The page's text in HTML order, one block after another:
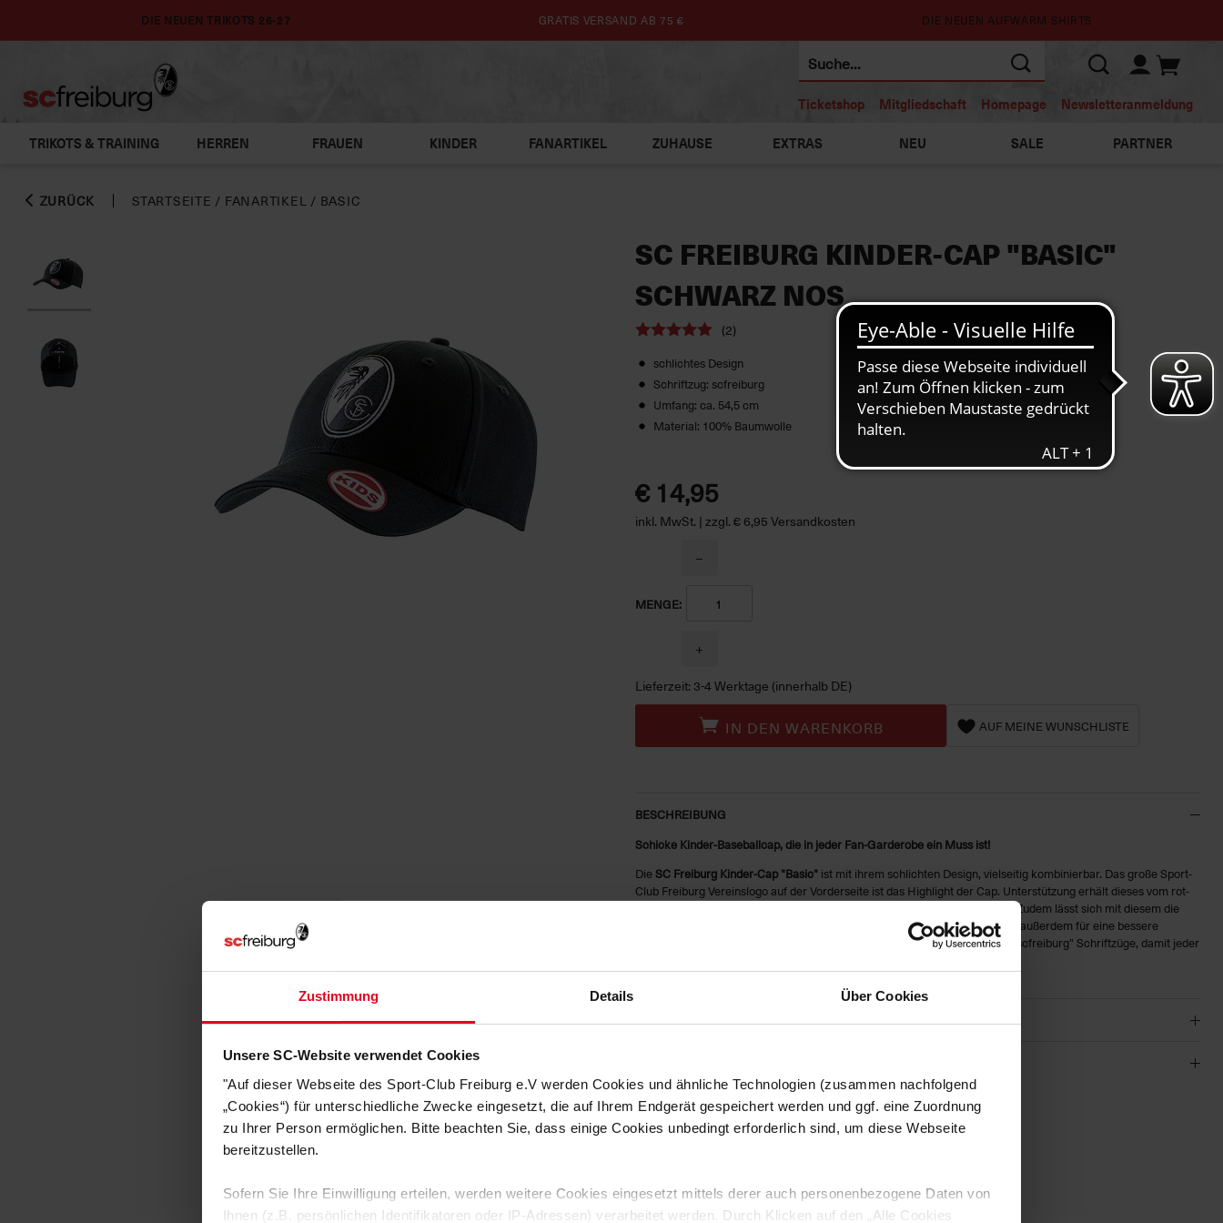
Zustimmung Details Über Cookies
Unsere SC-Website verwendet Cookies
"Auf dieser Webseite des Sport-Club Freiburg e.V werden Cookies und ähnliche Technologien (zusammen nachfolgend
„Cookies“) für unterschiedliche Zwecke eingesetzt, die auf Ihrem Endgerät gespeichert werden und ggf. eine Zuordnung
zu Ihrer Person ermöglichen. Bitte beachten Sie, dass einige Cookies unbedingt erforderlich sind, um diese Webseite
bereitzustellen.
Sofern Sie Ihre Einwilligung erteilen, werden weitere Cookies eingesetzt mittels derer auch personenbezogene Daten von
Ihnen (z.B. persönlichen Identifikatoren oder IP-Adressen) verarbeitet werden. Durch Klicken auf den „Alle Cookies
DIE NEUEN TRIKOTS 26-27 GRATIS VERSAND AB 75 € DIE NEUEN AUFWÄRM SHIRTS
Ticketshop Mitgliedschaft Homepage Newsletteranmeldung
TRIKOTS & TRAINING HERREN FRAUEN KINDER FANARTIKEL ZUHAUSE EXTRAS NEU SALE PARTNER
ZURÜCK STARTSEITE / FANARTIKEL / BASIC
SC FREIBURG KINDER-CAP "BASIC"
SCHWARZ NOS
(2)
schlichtes Design
Schriftzug: scfreiburg
Umfang: ca. 54,5 cm
Material: 100% Baumwolle
€ 14,95
inkl. MwSt. | zzgl. € 6,95 Versandkosten
MENGE:
−
+
Lieferzeit: 3-4 Werktage (innerhalb DE)
IN DEN WARENKORB AUF MEINE WUNSCHLISTE
BESCHREIBUNG
Schicke Kinder-Baseballcap, die in jeder Fan-Garderobe ein Muss ist!
Die SC Freiburg Kinder-Cap "Basic" ist mit ihrem schlichten Design, vielseitig kombinierbar. Das große Sport-
Club Freiburg Vereinslogo auf der Vorderseite ist das Highlight der Cap. Unterstützung erhält dieses vom rot-
weißen Schriftzug "scfreiburg" auf dem Klettverschluss auf der Rückseite. Zudem lässt sich mit diesem die
Größe ganz einfach individuell anpassen. Die Ösen rundum die Cap sorgen außerdem für eine bessere
Belüftung. Auf der Innenseite der Cap befinden sich zusätzlich, ganz viele "scfreiburg" Schriftzüge, damit jeder
HERSTELLERANGABEN
Artikelnummer: 22-100011
Logistiknummer: EM000078-001